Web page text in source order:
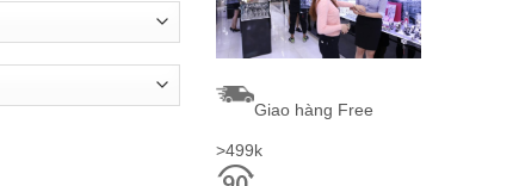
đồng hồ apple quantity
Giao hàng Free
>499k